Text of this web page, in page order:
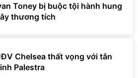
Toney bị buộc tội hành hung
thương tích
Chelsea thất vọng với tân
Palestra